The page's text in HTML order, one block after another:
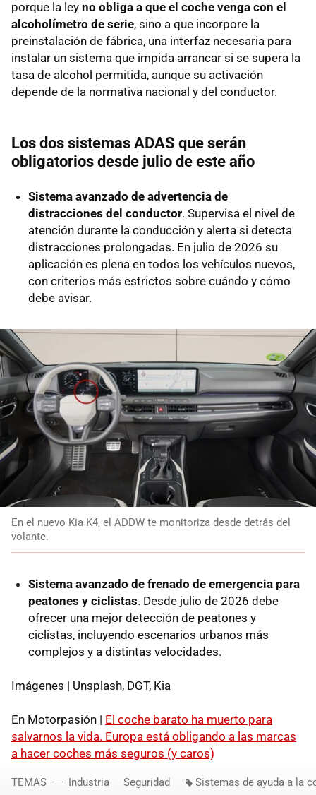
porque la ley no obliga a que el coche venga con el
alcoholímetro de serie, sino a que incorpore la
preinstalación de fábrica, una interfaz necesaria para
instalar un sistema que impida arrancar si se supera la
tasa de alcohol permitida, aunque su activación
depende de la normativa nacional y del conductor.
Los dos sistemas ADAS que serán
obligatorios desde julio de este año
Sistema avanzado de advertencia de
distracciones del conductor. Supervisa el nivel de
atención durante la conducción y alerta si detecta
distracciones prolongadas. En julio de 2026 su
aplicación es plena en todos los vehículos nuevos,
con criterios más estrictos sobre cuándo y cómo
debe avisar.
En el nuevo Kia K4, el ADDW te monitoriza desde detrás del
volante.
Sistema avanzado de frenado de emergencia para
peatones y ciclistas. Desde julio de 2026 debe
ofrecer una mejor detección de peatones y
ciclistas, incluyendo escenarios urbanos más
complejos y a distintas velocidades.
Imágenes | Unsplash, DGT, Kia
En Motorpasión | El coche barato ha muerto para
salvarnos la vida. Europa está obligando a las marcas
a hacer coches más seguros (y caros)
TEMAS Industria Seguridad Sistemas de ayuda a la